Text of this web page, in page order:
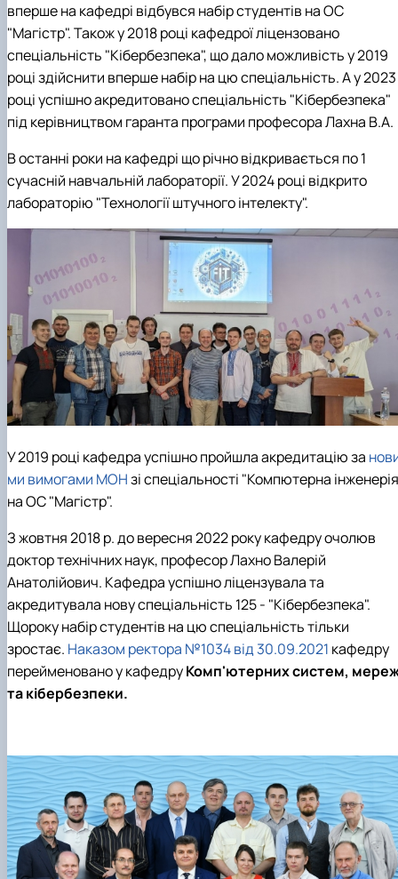
вперше на кафедрі відбувся набір студентів на ОС
"Магістр". Також у 2018 році кафедрої ліцензовано
спеціальність "Кібербезпека", що дало можливість у 2019
році здійснити вперше набір на цю спеціальність. А у 2023
році успішно акредитовано спеціальність "Кібербезпека"
під керівництвом гаранта програми професора Лахна В.А.
В останні роки на кафедрі що річно відкривається по 1
сучасній навчальній лабораторії. У 2024 році відкрито
лабораторію "Технології штучного інтелекту".
У 2019 році кафедра успішно пройшла акредитацію за
ми вимогами МОНзі спеціальності "Компютерна
на ОС "Магістр".
З жовтня 2018 р. до вересня 2022 року кафедру очолюв
доктор технічних наук, професор Лахно Валерій
Анатолійович. Кафедра успішно ліцензувала та
акредитувала нову спеціальність 125 - "Кібербезпека".
Щороку набір студентів на цю спеціальність тільки
зростає. Наказом ректора №1034 від 30.09.2021 кафедру
перейменовано у кафедруКомп'ютерних систем,
та кібербезпеки.